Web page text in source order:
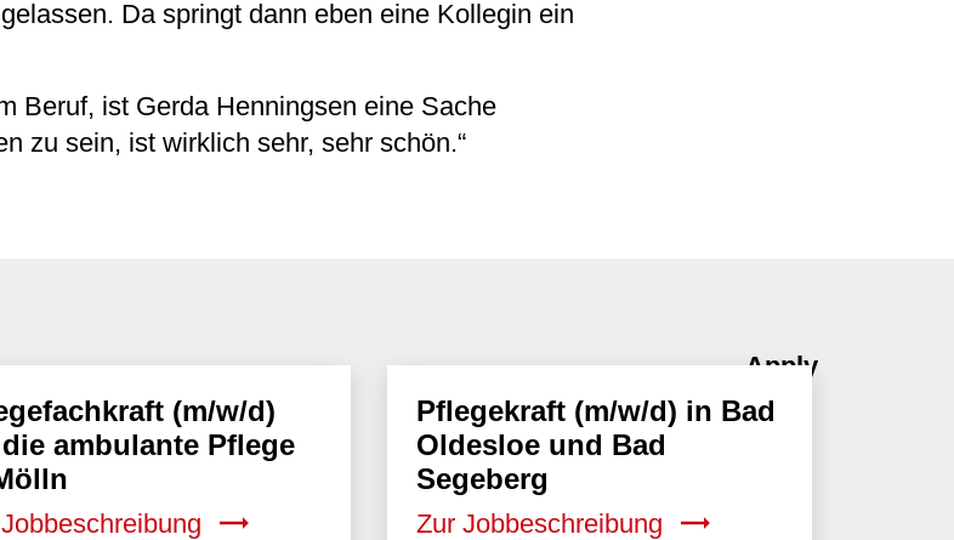
Da springt dann eben eine Kollegin ein
Beruf, ist Gerda Henningsen eine Sache
zu sein, ist wirklich sehr, sehr schön.“
(m/w/d)
ambulante Pflege
Pflegekraft (m/w/d) in Bad
Oldesloe und Bad
Segeberg
Zur Jobbeschreibung